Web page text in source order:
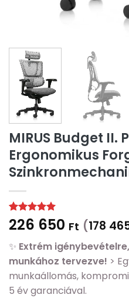
MIRUS Budget II.
Ergonomikus
Értékelés 5
az 5-ből,
1
alapján
226 650 Ft (178
✨ Extrém
munkához tervezve! >
munkaállomás,
5 év garanciával.